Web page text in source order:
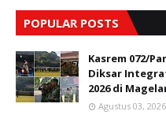
POPULAR POSTS
Kasrem 072/
Diksar
2026 di
Agustus 03, 2026